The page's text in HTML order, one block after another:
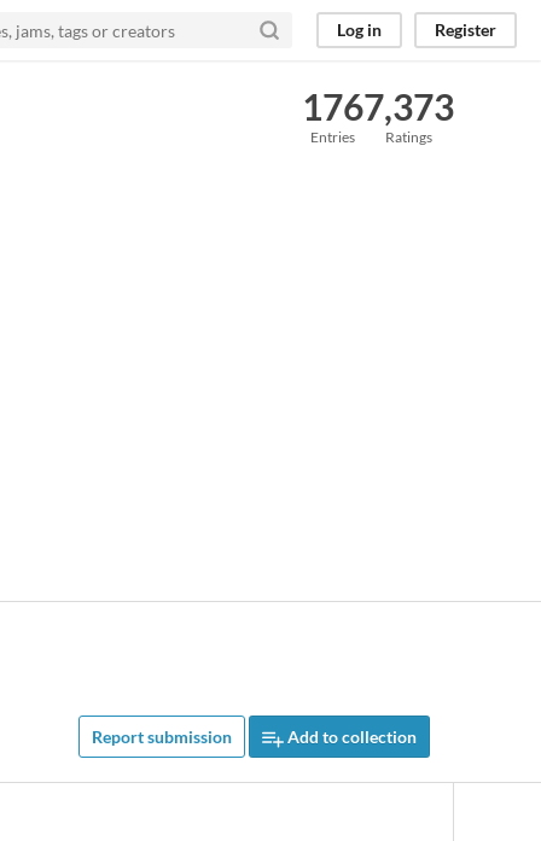
Log in Register
176
Entries
7,373
Ratings
Report submission Add to collection